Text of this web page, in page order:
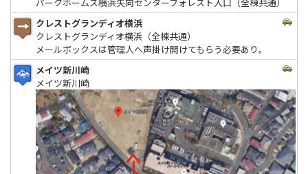
パークホームズ横浜矢向センターフォレスト入口（全棟共通）
クレストグランディオ横浜
クレストグランディオ横浜（全棟共通）
メールボックスは管理人へ声掛け開けてもらう必要あり。
メイツ新川崎
メイツ新川崎